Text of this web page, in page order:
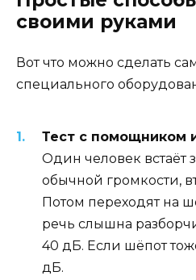
своими руками
Вот что можно сделать
специального
Тест с помощником
Один человек встаёт
обычной громкости,
Потом переходят на
речь слышна
40 дБ. Если шёпот
дБ.